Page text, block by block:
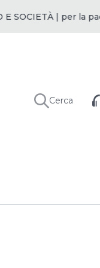
| per la
Cerca